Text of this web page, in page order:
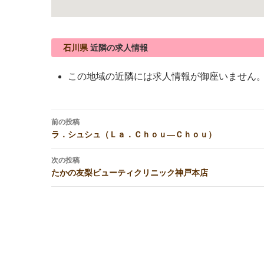
石川県近隣の求人情報
この地域の近隣には求人情報が御座いません
投
稿
ナ
ビ
ゲ
ー
前の投稿
ラ．シュシュ（Ｌａ．Ｃｈｏｕ―Ｃｈｏｕ）
次の投稿
たかの友梨ビューティクリニック神戸本店